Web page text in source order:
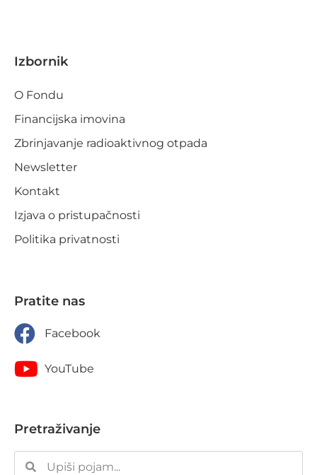
Izbornik
O Fondu
Financijska imovina
Zbrinjavanje radioaktivnog otpada
Newsletter
Kontakt
Izjava o pristupačnosti
Politika privatnosti
Pratite nas
Facebook
YouTube
Pretraživanje